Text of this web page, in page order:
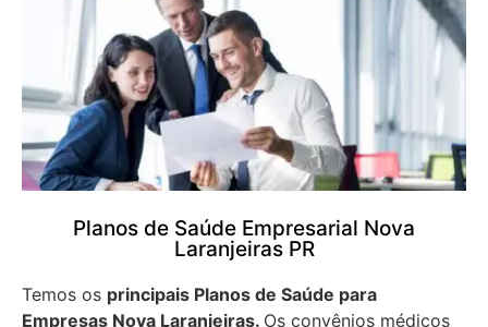
Planos de Saúde Empresarial Nova
Laranjeiras PR
Temos os principais Planos de Saúde para
Empresas Nova Laranjeiras. Os convênios médicos